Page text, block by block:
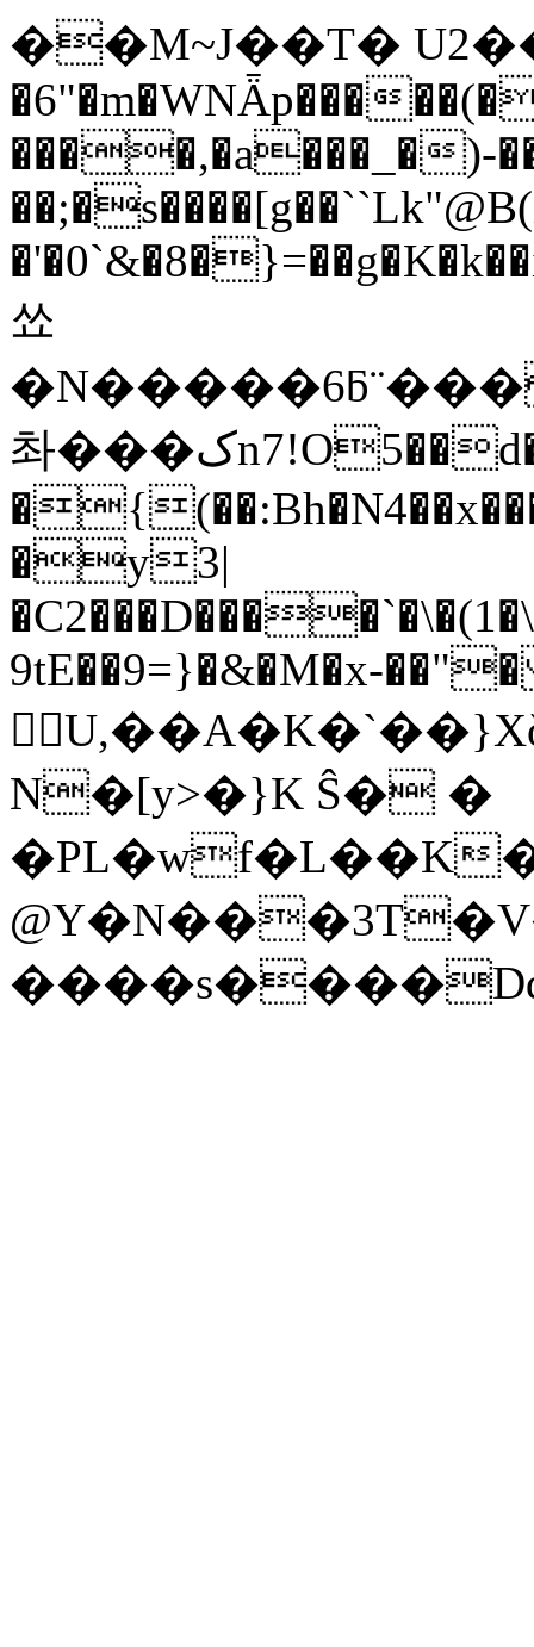
��M~J��T�
�6"�m�WNǞp���
����,�a���_�)-
쑈
촤���کn7!O5��d��?
�y3|
9tE��9=}�&�M�x-
N�[y>�}K Ŝ� �
�PL�wf�L��K